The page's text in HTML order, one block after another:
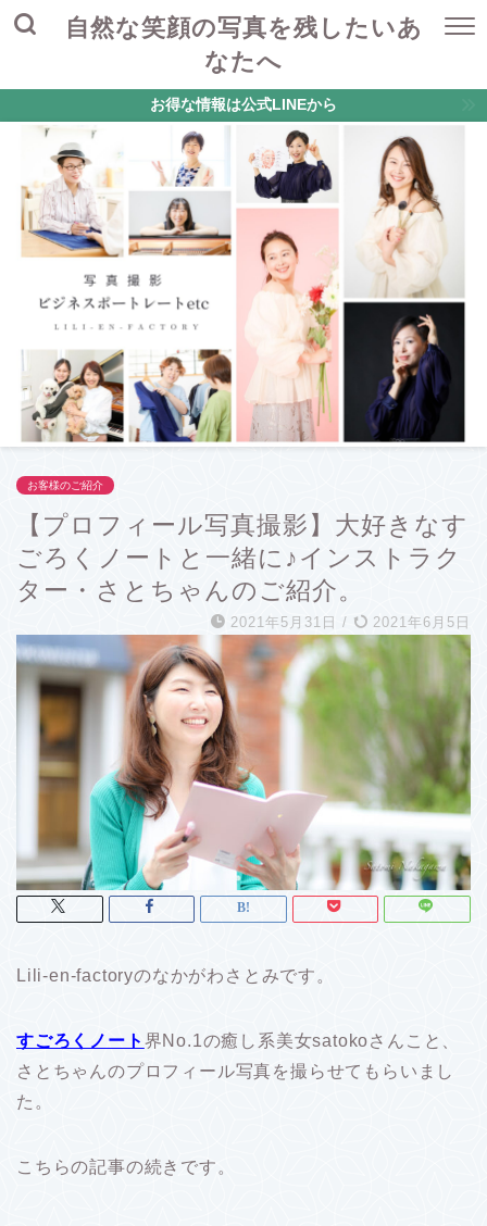
自然な笑顔の写真を残したいあ
なたへ
お得な情報は公式LINEから
お客様のご紹介
【プロフィール写真撮影】大好きなす
ごろくノートと一緒に♪インストラク
ター・さとちゃんのご紹介。
2021年5月31日 / 2021年6月5日
Lili-en-factoryのなかがわさとみです。
すごろくノート 界No.1の癒し系美女satokoさんこと、
さとちゃんのプロフィール写真を撮らせてもらいまし
た。
こちらの記事の続きです。